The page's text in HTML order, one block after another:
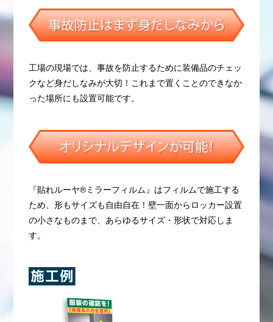
工場の現場では、事故を防止するために装備品のチェッ
クなど身だしなみが大切！これまで置くことのできなか
った場所にも設置可能です。
『貼れルーヤ®︎ミラーフィルム』はフィルムで施工する
ため、形もサイズも自由自在！壁一面からロッカー設置
の小さなものまで、あらゆるサイズ・形状で対応しま
す。